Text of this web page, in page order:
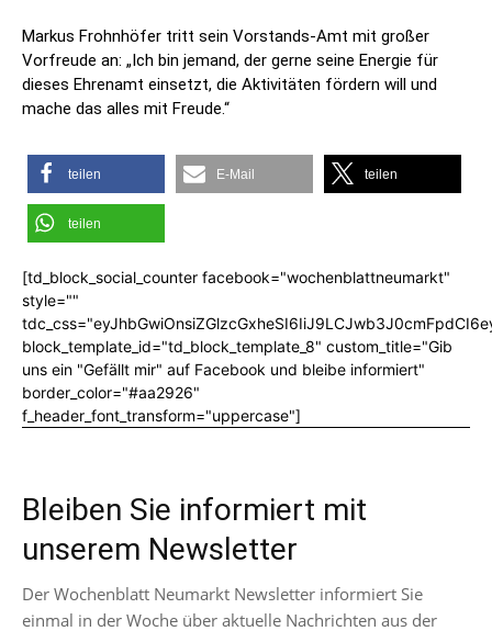
Markus Frohnhöfer tritt sein Vorstands-Amt mit großer
Vorfreude an: „Ich bin jemand, der gerne seine Energie für
dieses Ehrenamt einsetzt, die Aktivitäten fördern will und
mache das alles mit Freude.“
teilen E-Mail teilen
teilen
[td_block_social_counter facebook="wochenblattneumarkt"
style=""
block_template_id="td_block_template_8" custom_title="Gib
uns ein "Gefällt mir" auf Facebook und bleibe informiert"
border_color="#aa2926"
f_header_font_transform="uppercase"]
Bleiben Sie informiert mit
unserem Newsletter
Der Wochenblatt Neumarkt Newsletter informiert Sie
einmal in der Woche über aktuelle Nachrichten aus der